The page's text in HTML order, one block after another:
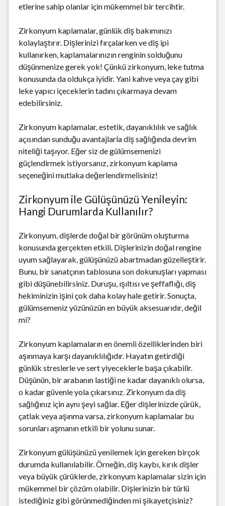
etlerine sahip olanlar için mükemmel bir tercihtir.
Zirkonyum kaplamalar, günlük diş bakımınızı
kolaylaştırır. Dişlerinizi fırçalarken ve diş ipi
kullanırken, kaplamalarınızın renginin solduğunu
düşünmenize gerek yok! Çünkü zirkonyum, leke tutma
konusunda da oldukça iyidir. Yani kahve veya çay gibi
leke yapıcı içeceklerin tadını çıkarmaya devam
edebilirsiniz.
Zirkonyum kaplamalar, estetik, dayanıklılık ve sağlık
açısından sunduğu avantajlarla diş sağlığında devrim
niteliği taşıyor. Eğer siz de gülümsemenizi
güçlendirmek istiyorsanız, zirkonyum kaplama
seçeneğini mutlaka değerlendirmelisiniz!
Zirkonyum ile Gülüşünüzü Yenileyin:
Hangi Durumlarda Kullanılır?
Zirkonyum, dişlerde doğal bir görünüm oluşturma
konusunda gerçekten etkili. Dişlerinizin doğal rengine
uyum sağlayarak, gülüşünüzü abartmadan güzelleştirir.
Bunu, bir sanatçının tablosuna son dokunuşları yapması
gibi düşünebilirsiniz. Duruşu, ışıltısı ve şeffaflığı, diş
hekiminizin işini çok daha kolay hale getirir. Sonuçta,
gülümsemeniz yüzünüzün en büyük aksesuarıdır, değil
mi?
Zirkonyum kaplamaların en önemli özelliklerinden biri
aşınmaya karşı dayanıklılığıdır. Hayatın getirdiği
günlük streslerle ve sert yiyeceklerle başa çıkabilir.
Düşünün, bir arabanın lastiği ne kadar dayanıklı olursa,
o kadar güvenle yola çıkarsınız. Zirkonyum da diş
sağlığınız için aynı şeyi sağlar. Eğer dişlerinizde çürük,
çatlak veya aşınma varsa, zirkonyum kaplamalar bu
sorunları aşmanın etkili bir yolunu sunar.
Zirkonyum gülüşünüzü yenilemek için gereken birçok
durumda kullanılabilir. Örneğin, diş kaybı, kırık dişler
veya büyük çürüklerde, zirkonyum kaplamalar sizin için
mükemmel bir çözüm olabilir. Dişlerinizin bir türlü
istediğiniz gibi görünmediğinden mi şikayetçisiniz?